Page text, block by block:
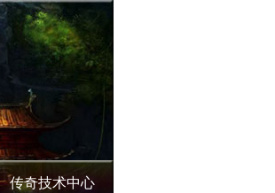
传奇技术中心